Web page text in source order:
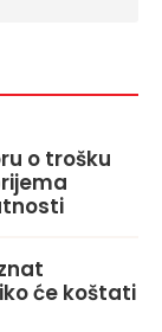
o trošku
će koštati